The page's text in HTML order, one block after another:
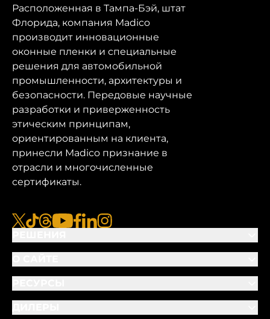
Расположенная в Тампа-Бэй, штат
Флорида, компания Madico
производит инновационные
оконные пленки и специальные
решения для автомобильной
промышленности, архитектуры и
безопасности. Передовые научные
разработки и приверженность
этическим принципам,
ориентированным на клиента,
принесли Madico признание в
отрасли и многочисленные
сертификаты.